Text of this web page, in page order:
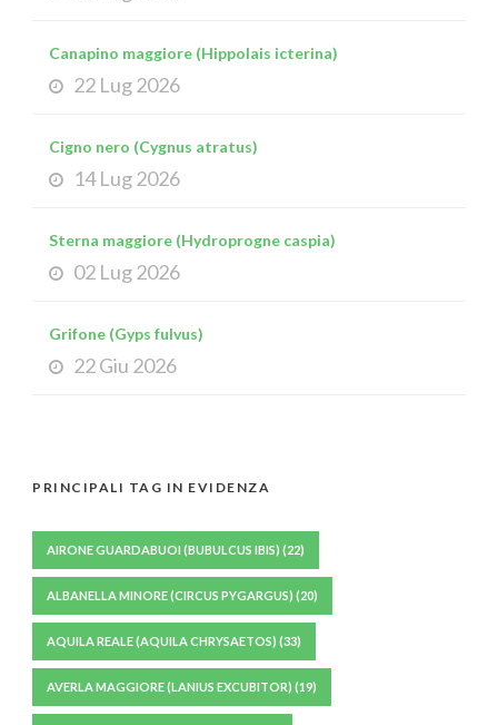
Canapino maggiore (Hippolais icterina)
22 Lug 2026
Cigno nero (Cygnus atratus)
14 Lug 2026
Sterna maggiore (Hydroprogne caspia)
02 Lug 2026
Grifone (Gyps fulvus)
22 Giu 2026
PRINCIPALI TAG IN EVIDENZA
AIRONE GUARDABUOI (BUBULCUS IBIS) (22)
ALBANELLA MINORE (CIRCUS PYGARGUS) (20)
AQUILA REALE (AQUILA CHRYSAETOS) (33)
AVERLA MAGGIORE (LANIUS EXCUBITOR) (19)